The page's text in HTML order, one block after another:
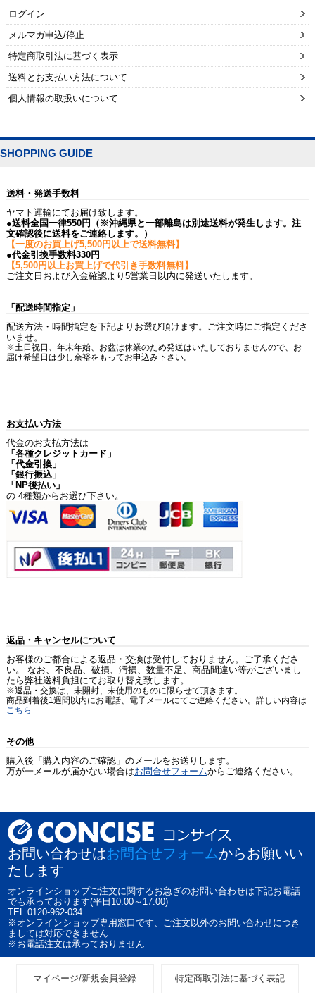
ログイン
メルマガ申込/停止
特定商取引法に基づく表示
送料とお支払い方法について
個人情報の取扱いについて
SHOPPING GUIDE
送料・発送手数料
ヤマト運輸にてお届け致します。
●送料全国一律550円（※沖縄県と一部離島は別途送料が発生します。注
文確認後に送料をご連絡します。）
【一度のお買上げ5,500円以上で送料無料】
●代金引換手数料330円
【5,500円以上お買上げで代引き手数料無料】
ご注文日および入金確認より5営業日以内に発送いたします。
「配送時間指定」
配送方法・時間指定を下記よりお選び頂けます。ご注文時にご指定くださ
いませ。
※土日祝日、年末年始、お盆は休業のため発送はいたしておりませんので、お
届け希望日は少し余裕をもってお申込み下さい。
お支払い方法
代金のお支払方法は
「各種クレジットカード」
「代金引換」
「銀行振込」
「NP後払い」
の 4種類からお選び下さい。
返品・キャンセルについて
お客様のご都合による返品・交換は受付しておりません。ご了承くださ
い。 なお、不良品、破損、汚損、数量不足、商品間違い等がございまし
たら弊社送料負担にてお取り替え致します。
※返品・交換は、未開封、未使用のものに限らせて頂きます。
商品到着後1週間以内にお電話、電子メールにてご連絡ください。詳しい内容は
こちら
その他
購入後「購入内容のご確認」のメールをお送りします。
万が一メールが届かない場合はお問合せフォームからご連絡ください。
お問い合わせはお問合せフォームからお願いい
たします
オンラインショップご注文に関するお急ぎのお問い合わせは下記お電話
でも承っております(平日10:00～17:00)
TEL 0120-962-034
※オンラインショップ専用窓口です、ご注文以外のお問い合わせにつき
ましては対応できません
※お電話注文は承っておりません
マイページ/新規会員登録 特定商取引法に基づく表記